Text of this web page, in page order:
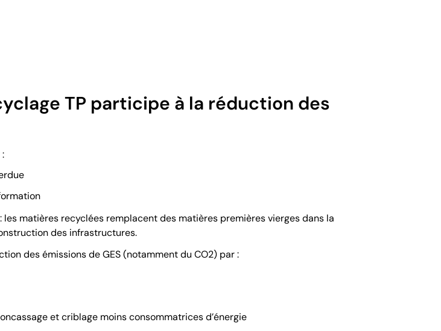
TP participe à la réduction des
matières recyclées remplacent des matières premières vierges dans la
des infrastructures.
des émissions de GES (notamment du CO2) par :
et criblage moins consommatrices d’énergie